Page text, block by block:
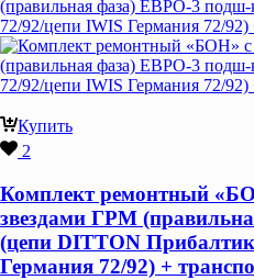
Купить
2
Комплект ремонтный
звездами ГРМ
(цепи DITTON
Германия 72/92) +